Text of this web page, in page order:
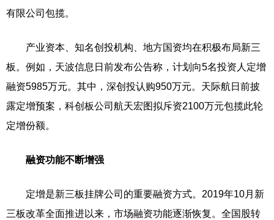
有限公司包揽。
产业资本、知名创投机构、地方国资均在积极布局新三
板。例如，天波信息日前发布公告称，计划向5名投资人定增
融资5985万元。其中，深创投认购950万元。天际航日前披
露定增预案，科创板公司航天宏图拟斥资2100万元包揽此轮
定增份额。
融资功能不断增强
定增是新三板挂牌公司的重要融资方式。2019年10月新
三板改革全面推进以来，市场融资功能逐渐恢复。全国股转